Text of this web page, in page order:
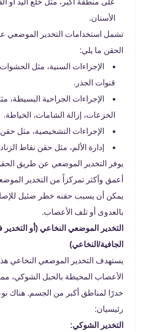
على منطقة أكبر، مثل خلع اليد أو
الأسنان.
تشمل استخدامات التخدير الموضعي
الحقن ما يلي:
الإجراءات السنية، مثل
قنوات الجذر.
الإجراءات الجراحية البسيطة،
الخزعات، إزالة الشامات، الخياطة.
الإجراءات التشخيصية، مثل
إدارة الألم، مثل حقن نقاط
يوفر التخدير الموضعي عن طريق
أعمق وأكثر تمركزاً من التخدير
يمكن أن يسبب حقنه خطر ضئيل
بالعدوى أو تلف الأعصاب.
التخدير الموضعي النخاعي (أو التخدير
الجافية/النخاعي)
يستهدف التخدير الموضعي النخاعي
الأعصاب المحيطة بالحبل الشوكي،
خدرًا لمناطق أكبر من الجسم. هناك
رئيسيان:
التخدير الشوكي: